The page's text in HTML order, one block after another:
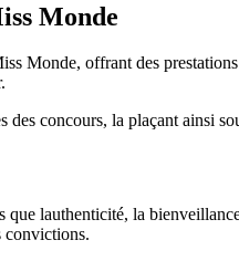
Monde
Monde, offrant des
concours, la plaçant ainsi
lauthenticité, la
convictions.